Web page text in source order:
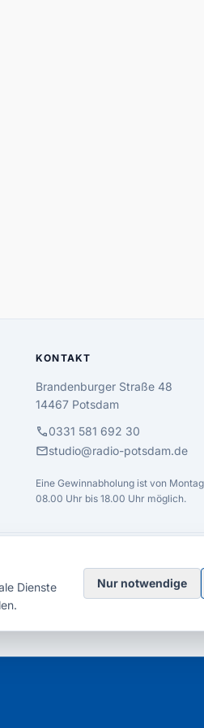
KONTAKT
Brandenburger Straße 48
14467 Potsdam
call0331 581 692 30
mailstudio@radio-potsdam.de
Eine Gewinnabholung ist von
08.00 Uhr bis 18.00 Uhr möglich.
Dienste
Nur notwendige